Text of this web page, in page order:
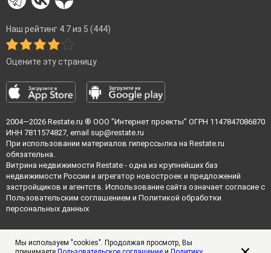
Наш рейтинг 4.7 из 5 (444)
Оцените эту страницу
2004—2026 Restate.ru ® ООО "Интернет проекты" ОГРН 1147847086870
ИНН 7811574827, email sup@restate.ru
При использовании материалов гиперссылка на Restate.ru
обязательна.
Витрина недвижимости Restate - одна из крупнейших баз
недвижимости России и агрегатор новостроек и предложений
застройщиков и агентств. Использование сайта означает согласие с
Пользовательским соглашением и Политикой обработки
персональных данных
Мы используем "cookies". Продолжая просмотр, Вы